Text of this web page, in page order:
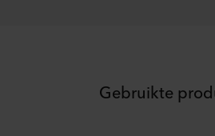
Gebruikte